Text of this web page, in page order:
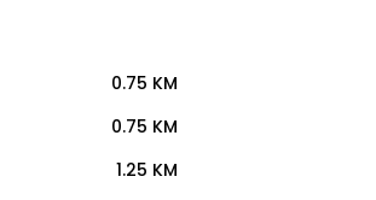
0.75 KM
0.75 KM
1.25 KM